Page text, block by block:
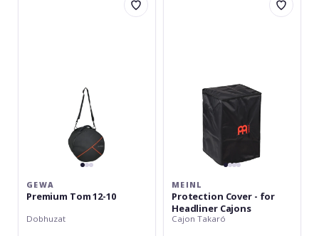
GEWA
Premium Tom 12-10
Dobhuzat
MEINL
Protection Cover - for
Headliner Cajons
Cajon Takaró